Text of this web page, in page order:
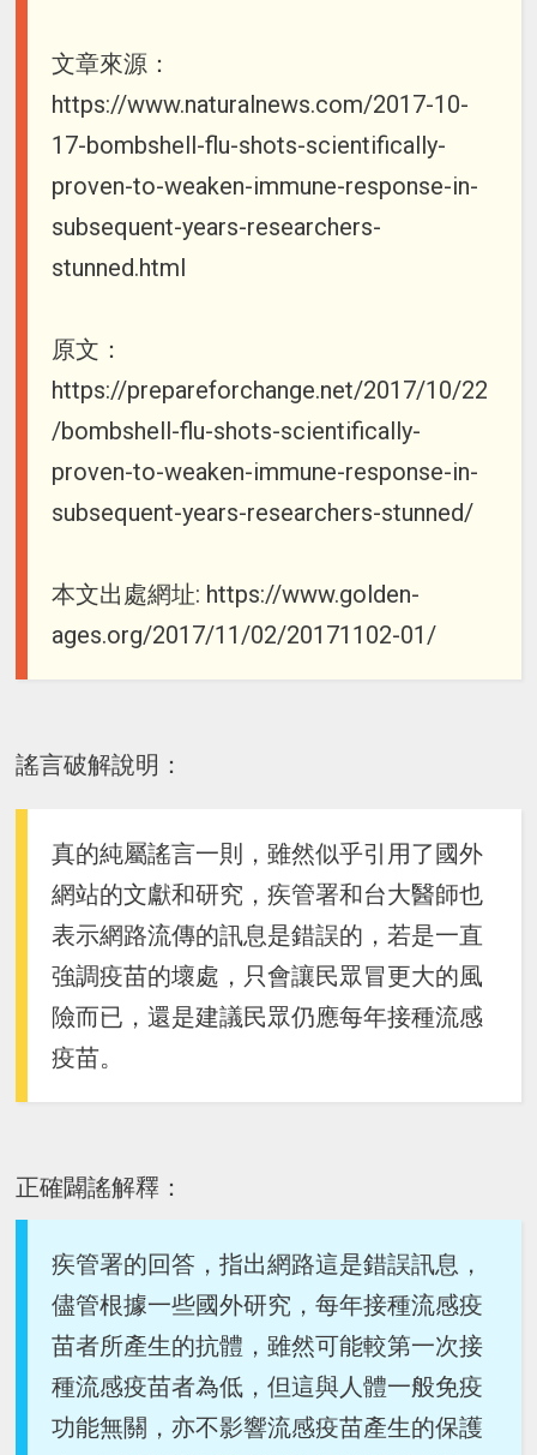
文章來源：
https://www.naturalnews.com/2017-10-
17-bombshell-flu-shots-scientifically-
proven-to-weaken-immune-response-in-
subsequent-years-researchers-
stunned.html
原文：
https://prepareforchange.net/2017/10/22
/bombshell-flu-shots-scientifically-
proven-to-weaken-immune-response-in-
subsequent-years-researchers-stunned/
本文出處網址: https://www.golden-
ages.org/2017/11/02/20171102-01/
謠言破解說明：
真的純屬謠言一則，雖然似乎引用了國外
網站的文獻和研究，疾管署和台大醫師也
表示網路流傳的訊息是錯誤的，若是一直
強調疫苗的壞處，只會讓民眾冒更大的風
險而已，還是建議民眾仍應每年接種流感
疫苗。
正確闢謠解釋：
疾管署的回答，指出網路這是錯誤訊息，
儘管根據一些國外研究，每年接種流感疫
苗者所產生的抗體，雖然可能較第一次接
種流感疫苗者為低，但這與人體一般免疫
功能無關，亦不影響流感疫苗產生的保護